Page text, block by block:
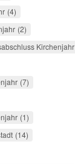
4
2
Kirchenjahr
7
1
14